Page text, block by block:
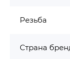
Резьба
Страна